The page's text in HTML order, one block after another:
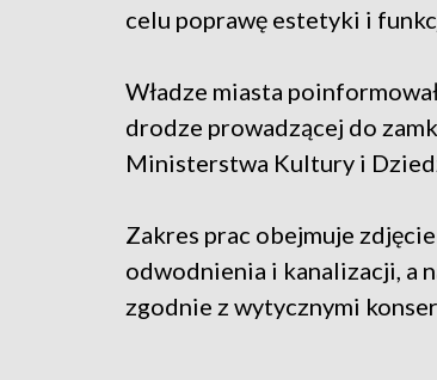
celu poprawę estetyki i
Władze miasta
drodze prowadzącej do
Ministerstwa Kultury i
Zakres prac obejmuje
odwodnienia i kanalizacji, a
zgodnie z wytycznymi